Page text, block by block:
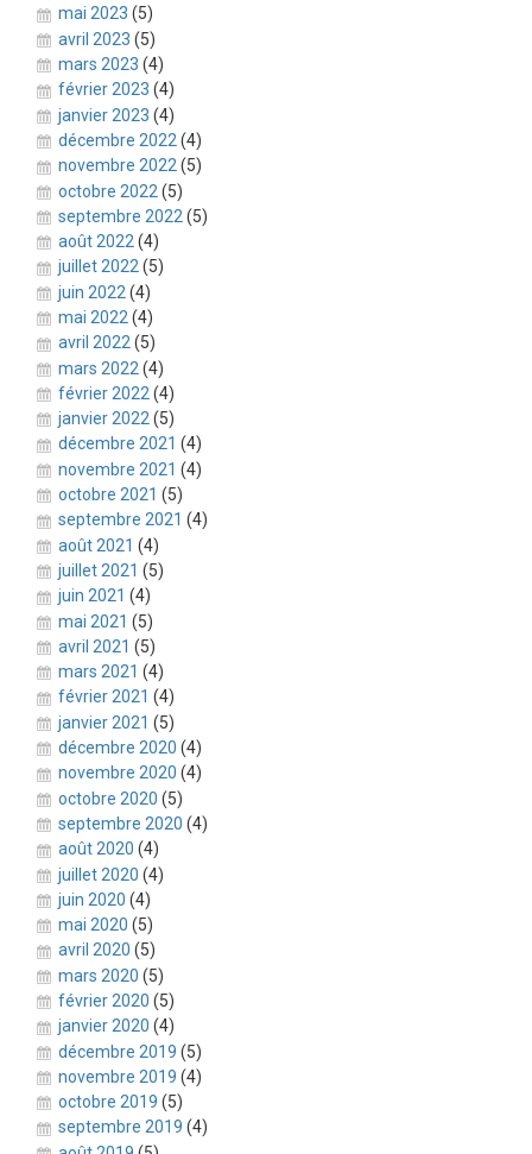
mai 2023 (5)
avril 2023 (5)
mars 2023 (4)
février 2023 (4)
janvier 2023 (4)
décembre 2022 (4)
novembre 2022(5)
octobre 2022 (5)
septembre 2022 (5)
août 2022 (4)
juillet 2022(5)
juin 2022 (4)
mai 2022 (4)
avril 2022(5)
mars 2022 (4)
février 2022 (4)
janvier 2022 (5)
décembre 2021 (4)
novembre 2021 (4)
octobre 2021 (5)
septembre 2021 (4)
août 2021 (4)
juillet 2021 (5)
juin 2021 (4)
mai 2021 (5)
avril 2021 (5)
mars 2021 (4)
février 2021 (4)
janvier 2021 (5)
décembre 2020 (4)
novembre 2020 (4)
octobre 2020 (5)
septembre 2020 (4)
août 2020 (4)
juillet 2020 (4)
juin 2020 (4)
mai 2020 (5)
avril 2020 (5)
mars 2020 (5)
février 2020 (5)
janvier 2020 (4)
décembre 2019 (5)
novembre 2019 (4)
octobre 2019 (5)
septembre 2019 (4)